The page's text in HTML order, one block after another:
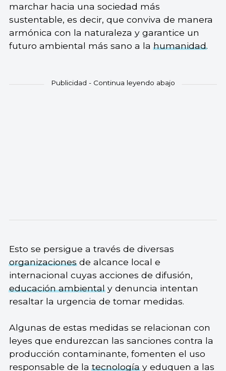
marchar hacia una sociedad más
sustentable, es decir, que conviva de manera
armónica con la naturaleza y garantice un
futuro ambiental más sano a lahumanidad.
Esto se persigue a través de diversas
organizacionesde alcance local e
internacional cuyas acciones de difusión,
educación ambientaly denuncia intentan
resaltar la urgencia de tomar medidas.
Algunas de estas medidas se relacionan con
leyes que endurezcan las sanciones contra la
producción contaminante, fomenten el uso
responsable de latecnologíay eduquen a las